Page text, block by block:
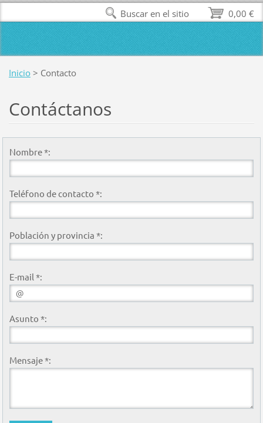
Inicio > Contacto
Contáctanos
Nombre *:
Teléfono de contacto *:
Población y provincia *:
E-mail *:
Asunto *:
Mensaje *:
0,00 €
Buscar en el sitio